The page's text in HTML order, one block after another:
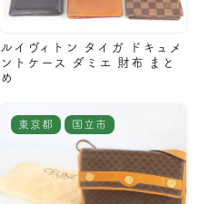
ルイヴィトン タイガ ドキュメ
ントケース ダミエ 財布 まと
め
東京都 国立市